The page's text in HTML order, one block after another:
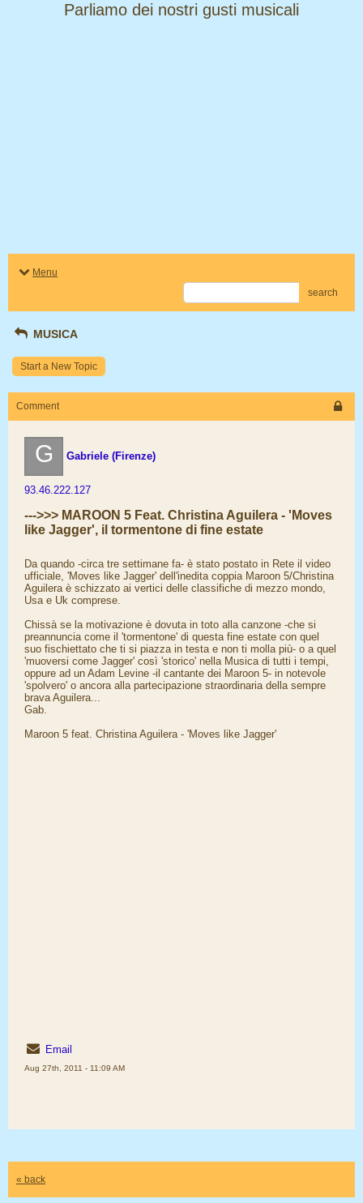
​​​​​​​Parliamo dei nostri gusti musicali
Menu
search
MUSICA
Start a New Topic
Comment
G Gabriele (Firenze)
93.46.222.127
--->>> MAROON 5 Feat. Christina Aguilera - 'Moves
like Jagger', il tormentone di fine estate
Da quando -circa tre settimane fa- è stato postato in Rete il video
ufficiale, 'Moves like Jagger' dell'inedita coppia Maroon 5/Christina
Aguilera è schizzato ai vertici delle classifiche di mezzo mondo,
Usa e Uk comprese.
Chissà se la motivazione è dovuta in toto alla canzone -che si
preannuncia come il 'tormentone' di questa fine estate con quel
suo fischiettato che ti si piazza in testa e non ti molla più- o a quel
'muoversi come Jagger' così 'storico' nella Musica di tutti i tempi,
oppure ad un Adam Levine -il cantante dei Maroon 5- in notevole
'spolvero' o ancora alla partecipazione straordinaria della sempre
brava Aguilera...
Gab.
Maroon 5 feat. Christina Aguilera - 'Moves like Jagger'
Email
Aug 27th, 2011 - 11:09 AM
« back